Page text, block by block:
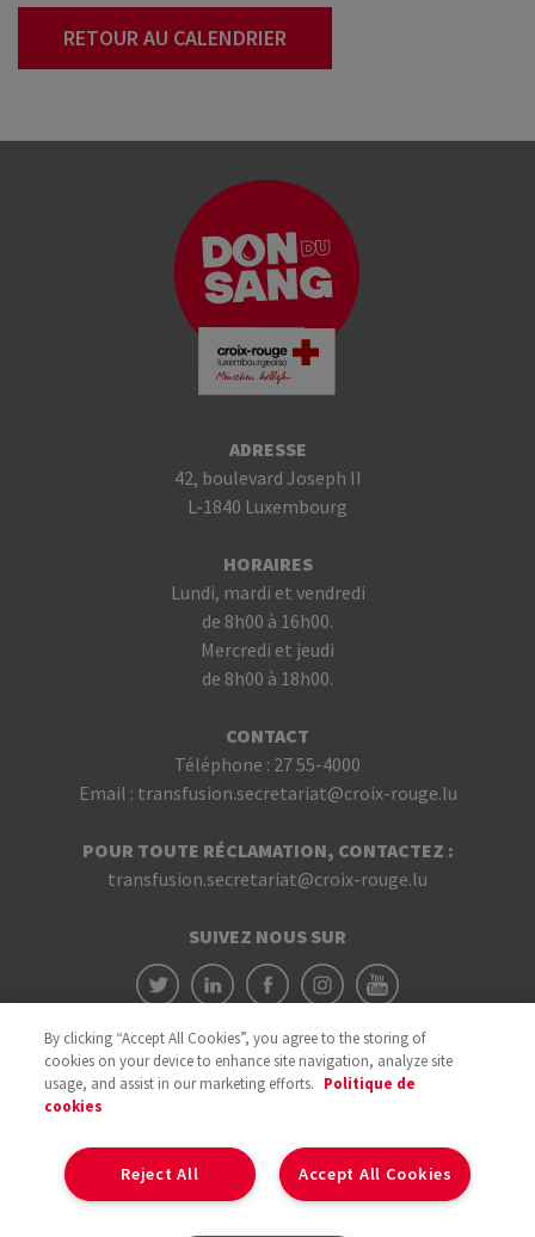
RETOUR AU CALENDRIER
ADRESSE
42, boulevard Joseph II
L-1840 Luxembourg
HORAIRES
Lundi, mardi et vendredi
de 8h00 à 16h00.
Mercredi et jeudi
de 8h00 à 18h00.
CONTACT
Téléphone : 27 55-4000
Email : transfusion.secretariat@croix-rouge.lu
POUR TOUTE RÉCLAMATION, CONTACTEZ :
transfusion.secretariat@croix-rouge.lu
SUIVEZ NOUS SUR
By clicking “Accept All Cookies”, you agree to the storing of
cookies on your device to enhance site navigation, analyze site
usage, and assist in our marketing efforts. Politique de
cookies
Accept All Cookies
Reject All